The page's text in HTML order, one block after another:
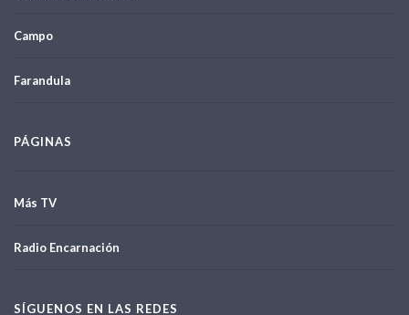
Campo
Farandula
PÁGINAS
Más TV
Radio Encarnación
SÍGUENOS EN LAS REDES